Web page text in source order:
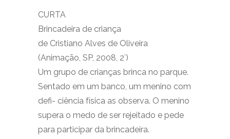
CURTA
Brincadeira de criança
de Cristiano Alves de Oliveira
(Animação, SP, 2008, 2′)
Um grupo de crianças brinca no parque.
Sentado em um banco, um menino com
defi- ciência física as observa. O menino
supera o medo de ser rejeitado e pede
para participar da brincadeira.